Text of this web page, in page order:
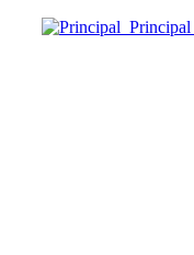
Principal